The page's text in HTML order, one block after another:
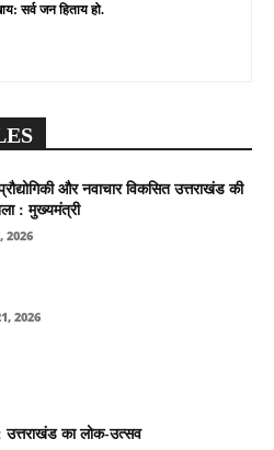
सर्व जन हिताय हो.
प्रौद्योगिकी और नवाचार विकसित उत्तराखंड की
: मुख्यमंत्री
2026
2026
का लोक-उत्सव